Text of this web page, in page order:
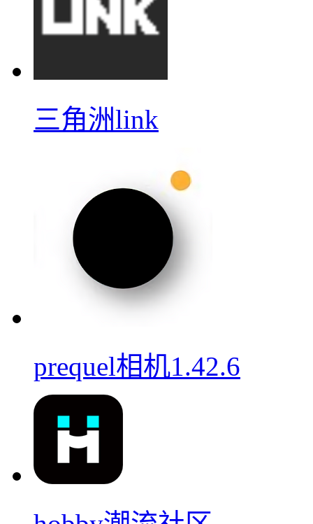
三角洲link
prequel相机1.42.6